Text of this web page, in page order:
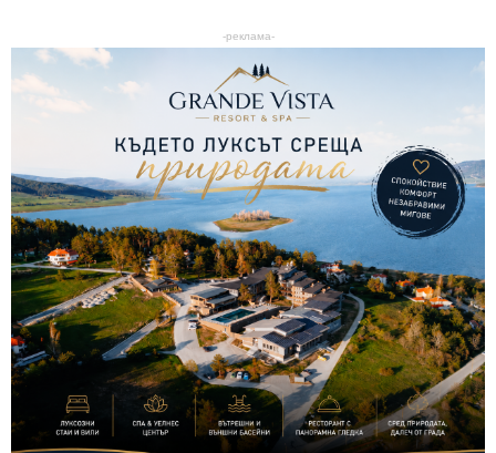
-реклама-